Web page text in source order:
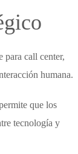
para call center,
humana.
que los
tecnología y